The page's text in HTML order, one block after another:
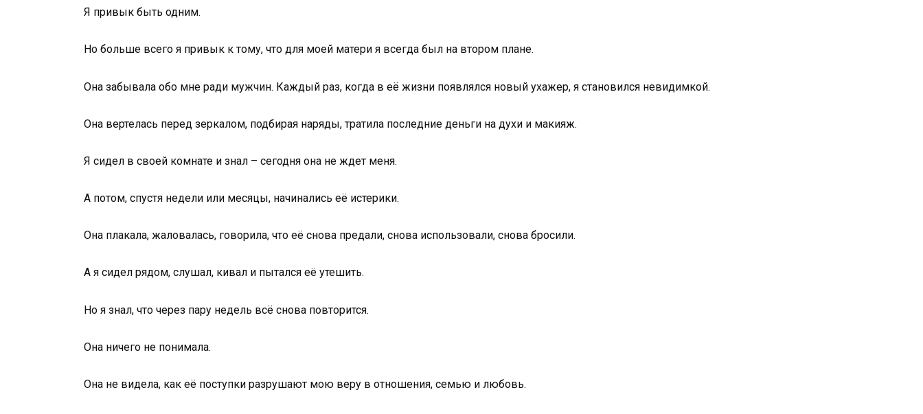
Я привык быть одним.
Но больше всего я привык к тому, что для моей матери я всегда был на втором плане.
Она забывала обо мне ради мужчин. Каждый раз, когда в её жизни появлялся новый ухажер, я становился невидимкой.
Она вертелась перед зеркалом, подбирая наряды, тратила последние деньги на духи и макияж.
Я сидел в своей комнате и знал – сегодня она не ждет меня.
А потом, спустя недели или месяцы, начинались её истерики.
Она плакала, жаловалась, говорила, что её снова предали, снова использовали, снова бросили.
А я сидел рядом, слушал, кивал и пытался её утешить.
Но я знал, что через пару недель всё снова повторится.
Она ничего не понимала.
Она не видела, как её поступки разрушают мою веру в отношения, семью и любовь.